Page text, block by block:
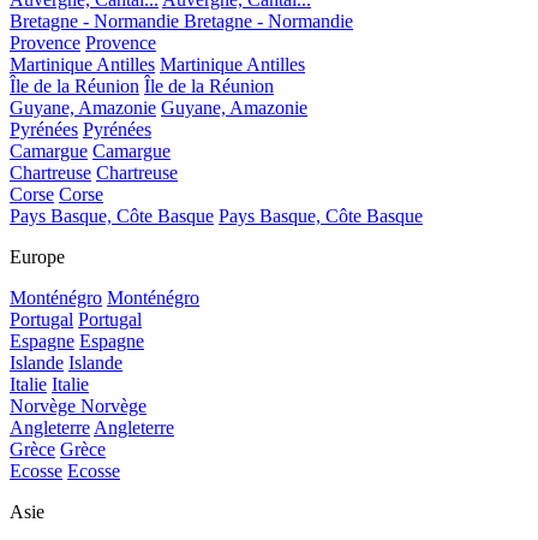
Bretagne - Normandie Bretagne - Normandie
Provence Provence
Martinique Antilles Martinique Antilles
Île de la Réunion Île de la Réunion
Guyane, Amazonie Guyane, Amazonie
Pyrénées Pyrénées
Camargue Camargue
Chartreuse Chartreuse
Corse Corse
Pays Basque, Côte Basque Pays Basque, Côte Basque
Europe
Monténégro Monténégro
Portugal Portugal
Espagne Espagne
Islande Islande
Italie Italie
Norvège Norvège
Angleterre Angleterre
Grèce Grèce
Ecosse Ecosse
Asie